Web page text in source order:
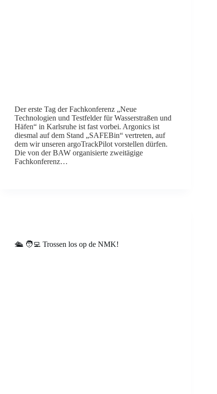
Der erste Tag der Fachkonferenz „Neue
Technologien und Testfelder für Wasserstraßen und
Häfen“ in Karlsruhe ist fast vorbei. Argonics ist
diesmal auf dem Stand „SAFEBin“ vertreten, auf
dem wir unseren argoTrackPilot vorstellen dürfen.
Die von der BAW organisierte zweitägige
Fachkonferenz…
🛳️ 🧑‍💻 Trossen los op de NMK!